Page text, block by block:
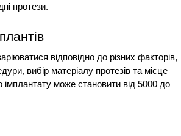
протези.
відповідно до різних факторів,
вибір матеріалу протезів та місце
може становити від 5000 до